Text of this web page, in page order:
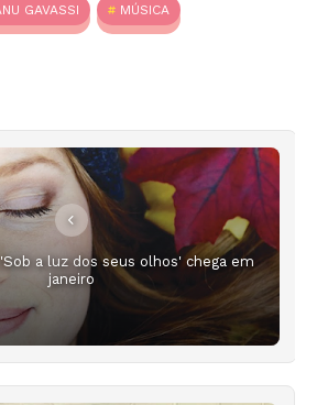
GAVASSI MÚSICA
a luz dos seus olhos' chega em
janeiro